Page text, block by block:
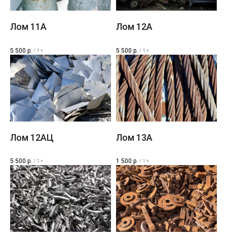
Лом 11A​
5 500 р. / 1 т
Лом 12A​
5 500 р. / 1 т
Лом 12AЦ
5 500 р. / 1 т
Лом 13A
1 500 р. / 1 т